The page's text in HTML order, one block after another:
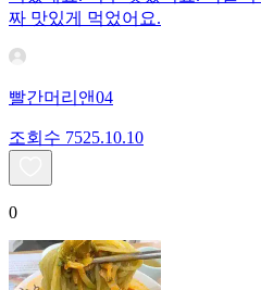
짜 맛있게 먹었어요.
빨간머리앤04
조회수 7525.10.10
0